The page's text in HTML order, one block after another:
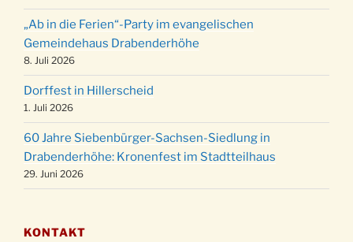
24.12.
Weihnachtsgottesdienst in der Kirche um
15:00 Uhr
24.12.
Weihnachtsgottesdienst in der Kirche um
18:00 Uhr
24.12.
Christmette mit der ev. Jugend in der Kirche
um 23:00 Uhr
31.12.
Gottesdienst zu Silvester in der Kirche um
18:00 Uhr
„Ab in die Ferien“-Party im evangelischen
Gemeindehaus Drabenderhöhe
8. Juli 2026
Dorffest in Hillerscheid
1. Juli 2026
60 Jahre Siebenbürger-Sachsen-Siedlung in
Drabenderhöhe: Kronenfest im Stadtteilhaus
29. Juni 2026
KONTAKT